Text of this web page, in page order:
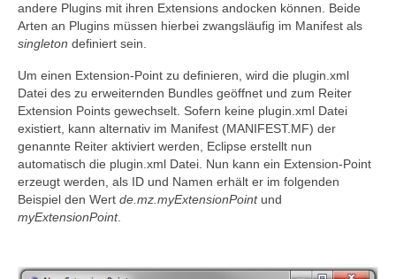
andere Plugins mit ihren Extensions andocken können. Beide
Arten an Plugins müssen hierbei zwangsläufig im Manifest als
singleton definiert sein.
Um einen Extension-Point zu definieren, wird die plugin.xml
Datei des zu erweiternden Bundles geöffnet und zum Reiter
Extension Points gewechselt. Sofern keine plugin.xml Datei
existiert, kann alternativ im Manifest (MANIFEST.MF) der
genannte Reiter aktiviert werden, Eclipse erstellt nun
automatisch die plugin.xml Datei. Nun kann ein Extension-Point
erzeugt werden, als ID und Namen erhält er im folgenden
Beispiel den Wert de.mz.myExtensionPointund
myExtensionPoint.